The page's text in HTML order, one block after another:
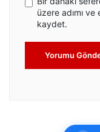
üzere adımı
kaydet.
Yorumu